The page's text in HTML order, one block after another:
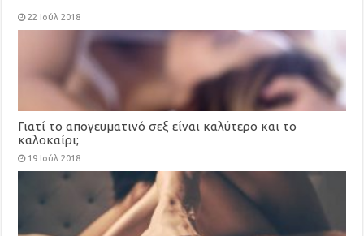
22 Ιούλ 2018
Γιατί το απογευματινό σεξ είναι καλύτερο και το
καλοκαίρι;
19 Ιούλ 2018